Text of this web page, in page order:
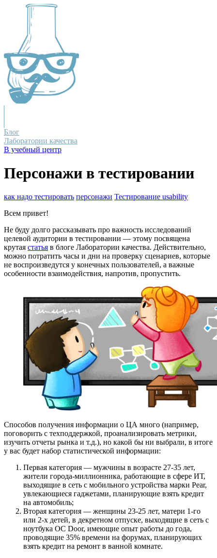
Блог
Лаборатории качества
В учебный центр
Персонажи в тестировании
как надо тестировать персонажи Тестирование usability
Всем привет!
Не буду долго рассказывать про важность исследований
целевой аудитории в тестировании — этому посвящена
крутая статья в блоге Лаборатории качества. Действительно,
можно потратить часы и дни на проверку сценариев, которые
не воспроизведутся у конечных пользователей, а важные
особенности взаимодействия, напротив, пропустить.
Способов получения информации о ЦА много (например,
поговорить с техподдержкой, проанализировать метрики,
изучить отчеты рынка и т.д.), но какой бы ни выбрали, в итоге
у вас будет набор статистической информации:
Первая категория — мужчины в возрасте 27-35 лет,
жители города-миллионника, работающие в сфере ИТ,
выходящие в сеть с мобильного устройства марки Pear,
увлекающиеся гаджетами, планирующие взять кредит
на автомобиль;
Вторая категория — женщины 23-25 лет, матери 1-го
или 2-х детей, в декретном отпуске, выходящие в сеть с
ноутбука ОС Door, имеющие опыт работы до года,
проводящие 35% времени на форумах, планирующих
взять кредит на ремонт в ванной комнате.